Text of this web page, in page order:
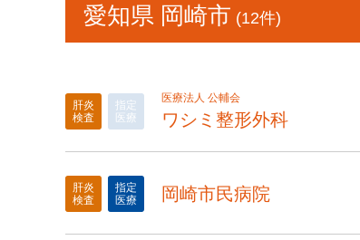
愛知県 岡崎市 (12件)
肝炎
検査
指定
医療
医療法人 公輔会
ワシミ整形外科
肝炎
検査
指定
医療
岡崎市民病院